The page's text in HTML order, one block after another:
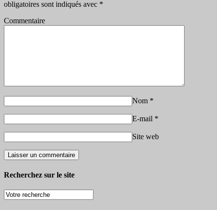
obligatoires sont indiqués avec *
Commentaire
Nom *
E-mail *
Site web
Recherchez sur le site